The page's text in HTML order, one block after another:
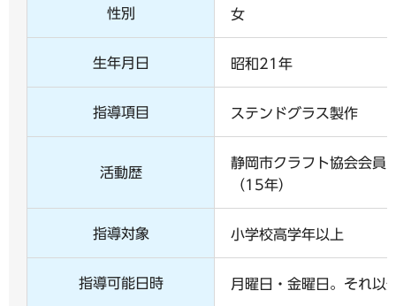
性別 女
生年月日 昭和21年
指導項目 ステンドグラス製作
活動歴
静岡市クラフト協会会員
（15年）
指導対象 小学校高学年以上
指導可能日時 月曜日・金曜日。それ以